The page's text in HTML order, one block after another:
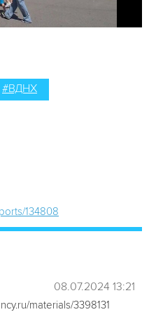
#ВДНХ
134808
08.07.2024 13:21
materials/3398131